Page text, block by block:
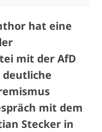
hat eine
mit der AfD
mit dem
Stecker in